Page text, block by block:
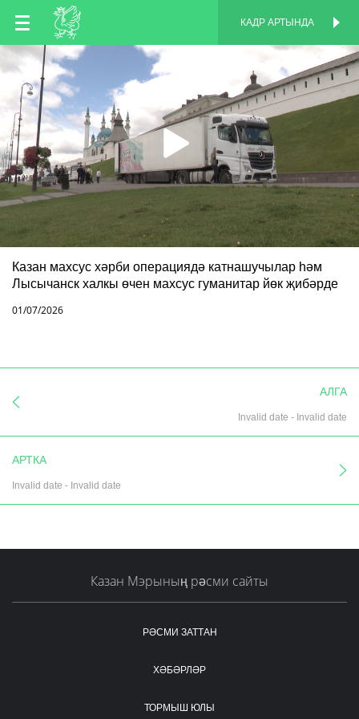
TT
RU
КАДР АРТЫНДА
Казан махсус хәрби операциядә катнашучылар һәм
Лысычанск халкы өчен махсус гуманитар йөк җибәрде
01/07/2026
АЛГА
Invalid date - Invalid date
АРТКА
Invalid date - Invalid date
Казан Мэрының рәсми сайты
РӘСМИ ЗАТТАН
ХӘБӘРЛӘР
ТОРМЫШ ЮЛЫ
КАДР АРТЫНДА